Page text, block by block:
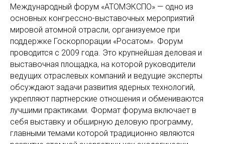
Международный форум «АТОМЭКСПО» — одно из
основных конгрессно-выставочных мероприятий
мировой атомной отрасли, организуемое при
поддержке Госкорпорации «Росатом». Форум
проводится с 2009 года. Это крупнейшая деловая и
выставочная площадка, на которой руководители
ведущих отраслевых компаний и ведущие эксперты
обсуждают задачи развития ядерных технологий,
укрепляют партнерские отношения и обмениваются
лучшими практиками. Формат форума включает в
себя выставку и обширную деловую программу,
главными темами которой традиционно являются